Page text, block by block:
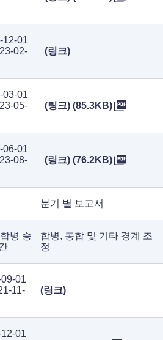
12-01
02-
(링크)
03-01
05-
(링크) (85.3KB)
06-01
08-
(링크) (76.2KB)
분기 별 보고서
병 승
합병, 통합 및 기타 경계 조
정
01
11-
(링크)
01